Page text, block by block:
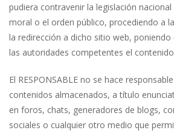
pudiera contravenir la legislación
moral o el orden público, procediendo a
la redirección a dicho sitio web,
las autoridades competentes el
El RESPONSABLE no se hace
contenidos almacenados, a título
en foros, chats, generadores de blogs,
sociales o cualquier otro medio que